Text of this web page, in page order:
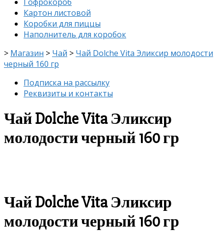
Картон листовой
Коробки для пиццы
Наполнитель для коробок
> Магазин > Чай > Чай Dolche Vita Эликсир молодости
черный 160 гр
Подписка на рассылку
Реквизиты и контакты
Чай Dolche Vita Эликсир
молодости черный 160 гр
Чай Dolche Vita Эликсир
молодости черный 160 гр